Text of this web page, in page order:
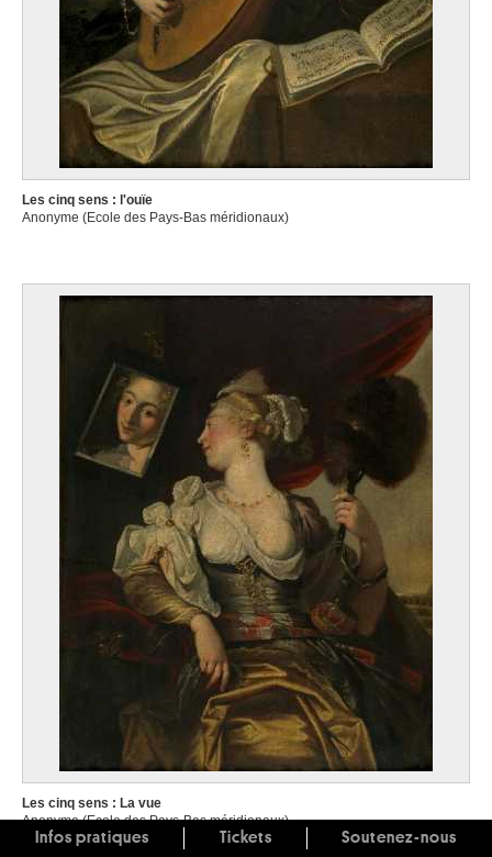
Les cinq sens : l'ouïe
Anonyme (Ecole des Pays-Bas méridionaux)
Les cinq sens : La vue
Anonyme (Ecole des Pays-Bas méridionaux)
Infos pratiques Tickets Soutenez-nous